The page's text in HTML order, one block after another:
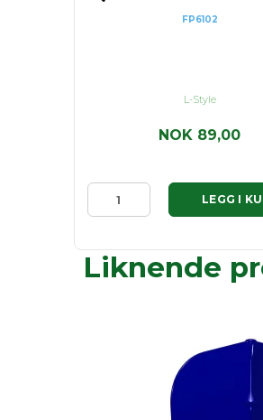
FP6102
L-Style
NOK 89,00
LEGG I
Liknende